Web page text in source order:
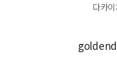
다카